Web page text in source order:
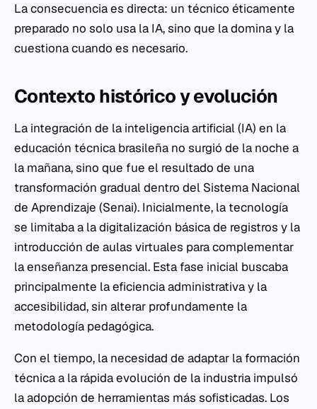
La consecuencia es directa: un técnico éticamente
preparado no solo usa la IA, sino que la domina y la
cuestiona cuando es necesario.
Contexto histórico y evolución
La integración de la inteligencia artificial (IA) en la
educación técnica brasileña no surgió de la noche a
la mañana, sino que fue el resultado de una
transformación gradual dentro del Sistema Nacional
de Aprendizaje (Senai). Inicialmente, la tecnología
se limitaba a la digitalización básica de registros y la
introducción de aulas virtuales para complementar
la enseñanza presencial. Esta fase inicial buscaba
principalmente la eficiencia administrativa y la
accesibilidad, sin alterar profundamente la
metodología pedagógica.
Con el tiempo, la necesidad de adaptar la formación
técnica a la rápida evolución de la industria impulsó
la adopción de herramientas más sofisticadas. Los